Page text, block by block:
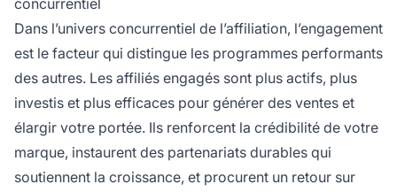
concurrentiel
Dans l’univers concurrentiel de l’affiliation, l’engagement
est le facteur qui distingue les programmes performants
des autres. Les affiliés engagés sont plus actifs, plus
investis et plus efficaces pour générer des ventes et
élargir votre portée. Ils renforcent la crédibilité de votre
marque, instaurent des partenariats durables qui
soutiennent la croissance, et procurent un retour sur